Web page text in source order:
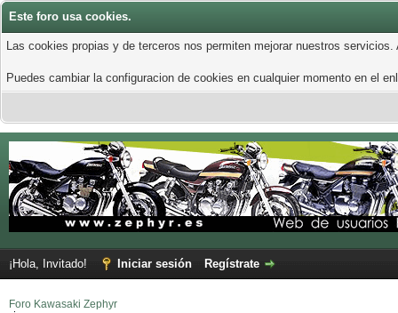
Este foro usa cookies.
Las cookies propias y de terceros nos permiten mejorar nuestros
Puedes cambiar la configuracion de cookies en cualquier momento en el
¡Hola, Invitado! Iniciar sesión Regístrate
Foro Kawasaki Zephyr